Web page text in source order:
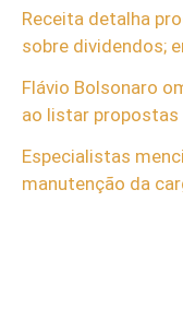
Receita detalha
sobre dividendos;
Flávio Bolsonaro
ao listar
Especialistas
manutenção da